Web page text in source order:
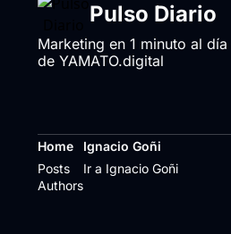
Pulso Diario
Marketing en 1 minuto al
de YAMATO.digital
Home
Posts
Authors
Ignacio Goñi
Ir a Ignacio Goñi